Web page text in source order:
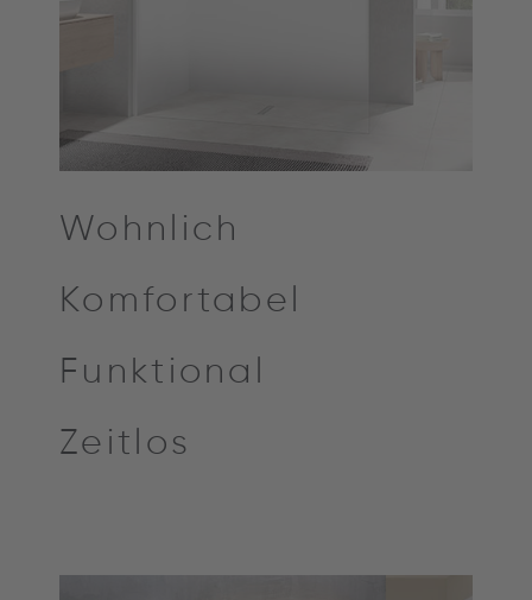
Wohnlich
Komfortabel
Funktional
Zeitlos